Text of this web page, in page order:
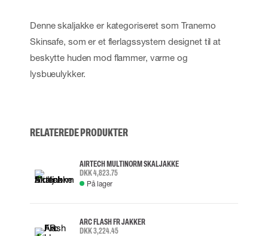
Denne skaljakke er kategoriseret som Tranemo
Skinsafe, som er et flerlagssystem designet til at
beskytte huden mod flammer, varme og
lysbueulykker.
RELATEREDE PRODUKTER
AIRTECH MULTINORM SKALJAKKE
DKK 4,823.75
På lager
ARC FLASH FR JAKKER
DKK 3,224.45